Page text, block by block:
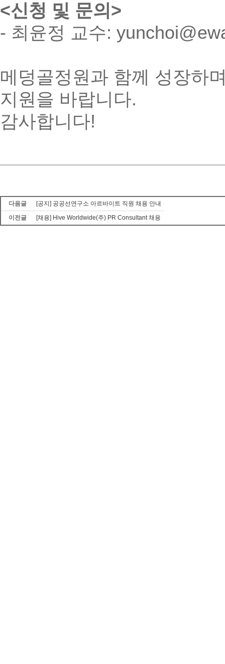
<신청 및 문의>
- 최윤정 교수:
메덩골정원과 함께 성장하
지원을 바랍니다.
감사합니다!
다음글
[공지] 공공선연구소 아르바이트 직원 채용 안내
이전글
[채용] Hive Worldwide(주) PR Consultant 채용